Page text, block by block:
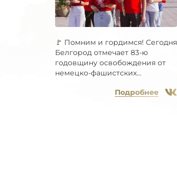
🚩 Помним и гордимся! Сегодня
Белгород отмечает 83-ю
годовщину освобождения от
немецко-фашистских...
Подробнее